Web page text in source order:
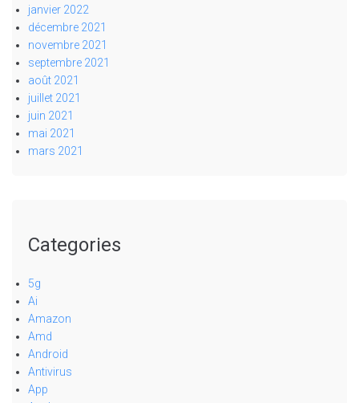
janvier 2022
décembre 2021
novembre 2021
septembre 2021
août 2021
juillet 2021
juin 2021
mai 2021
mars 2021
Categories
5g
Ai
Amazon
Amd
Android
Antivirus
App